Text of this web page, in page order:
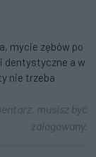
mycie zębów po
dentystyczne a w
nie trzeba
musisz być
zalogowany.